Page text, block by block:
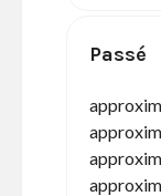
Passé
approxim
approxim
approxim
approxim